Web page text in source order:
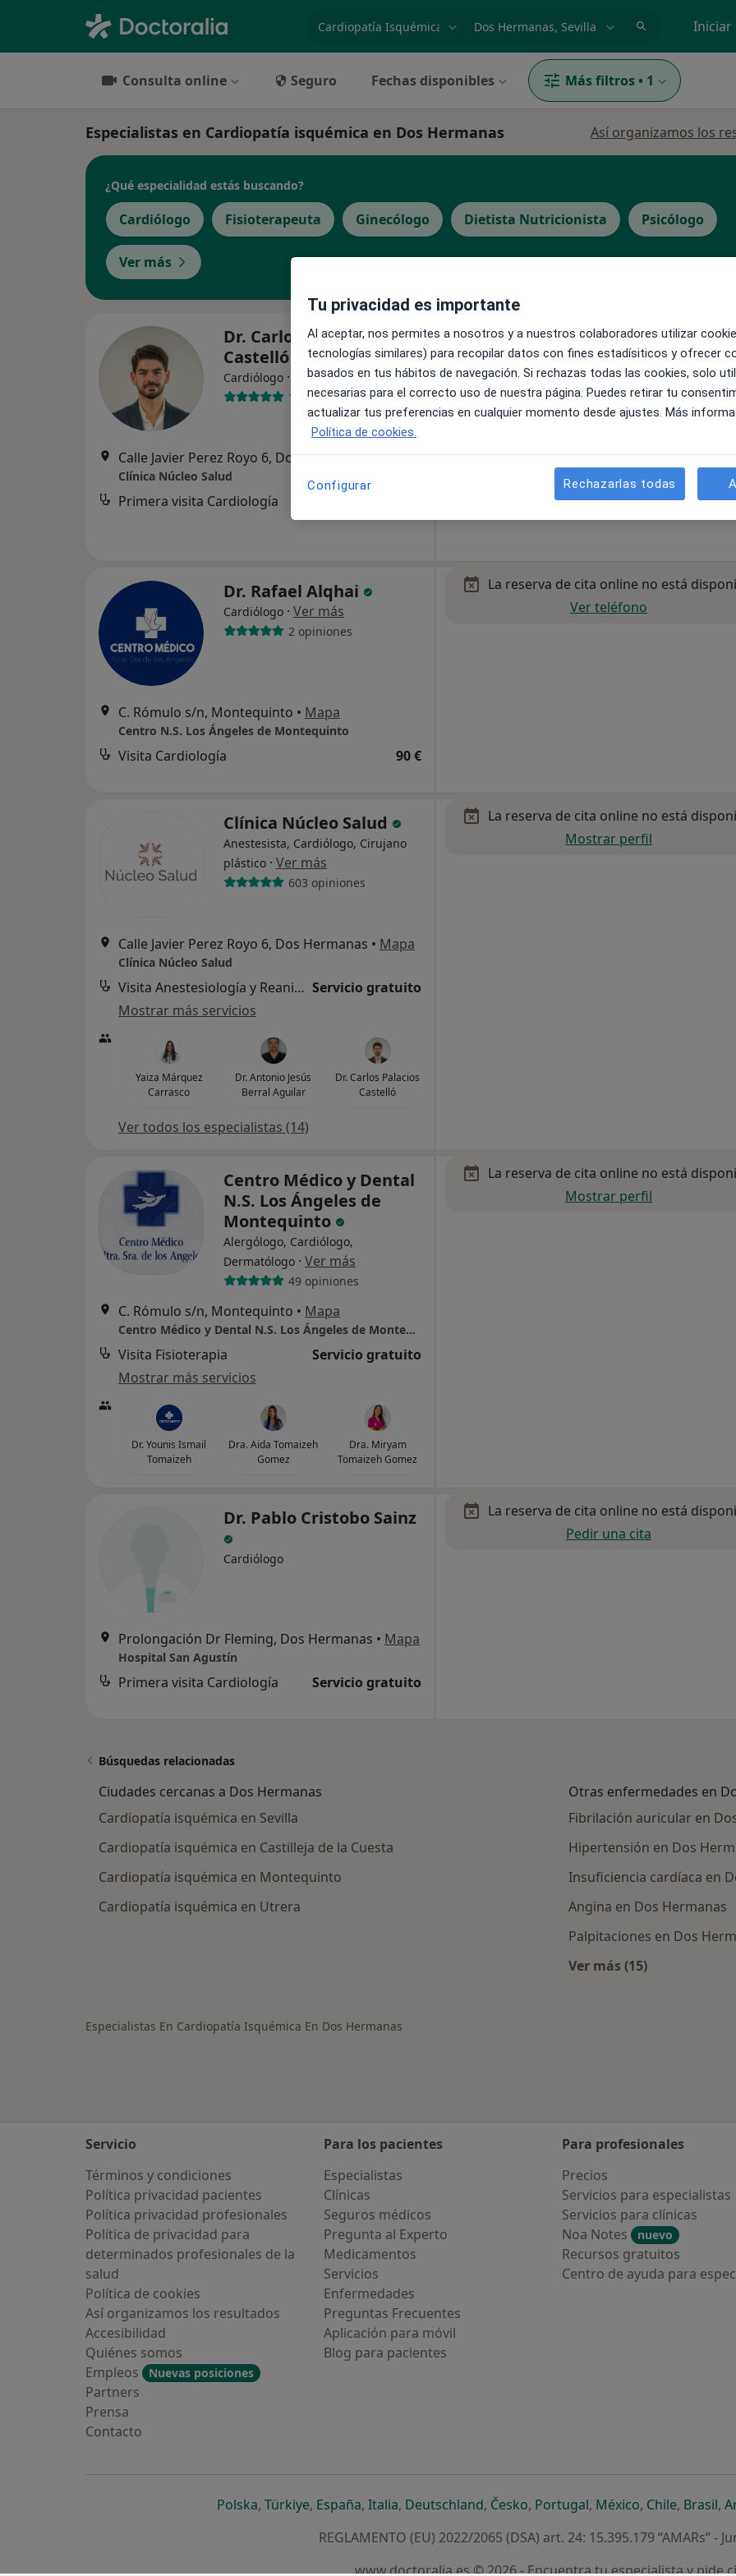
especialidad, enfermedad o nombre Iniciar
Consulta online Seguro Fechas disponibles Más filtros • 1
Especialistas en Cardiopatía isquémica en Dos Hermanas Así organizamos los
¿Qué especialidad estás buscando?
Cardiólogo Fisioterapeuta Ginecólogo Dietista Nutricionista Psicólogo
Ver más
Dr. Carlos Palacios
Castelló
Cardiólogo · Ver más
14 opiniones
Calle Javier Perez Royo 6, Dos Hermanas
Clínica Núcleo Salud
Primera visita Cardiología
La reserva de cita online no está
Pedir una cita
Dr. Rafael Alqhai
Cardiólogo · Ver más
2 opiniones
C. Rómulo s/n, Montequinto • Mapa
Centro N.S. Los Ángeles de Montequinto
Visita Cardiología 90 €
La reserva de cita online no está
Ver teléfono
Clínica Núcleo Salud
Anestesista, Cardiólogo, Cirujano
plástico · Ver más
603 opiniones
Calle Javier Perez Royo 6, Dos Hermanas • Mapa
Clínica Núcleo Salud
Visita Anestesiología y Reanimación Servicio gratuito
Mostrar más servicios
Yaiza Márquez
Carrasco
Dr. Antonio Jesús
Berral Aguilar
Dr. Carlos Palacios
Castelló
Ver todos los especialistas (14)
La reserva de cita online no está
Mostrar perfil
Centro Médico y Dental
N.S. Los Ángeles de
Montequinto
Alergólogo, Cardiólogo,
Dermatólogo · Ver más
49 opiniones
C. Rómulo s/n, Montequinto • Mapa
Centro Médico y Dental N.S. Los Ángeles de Montequinto
Visita Fisioterapia
Servicio gratuito
Mostrar más servicios
Dr. Younis Ismail
Tomaizeh
Dra. Aida Tomaizeh
Gomez
Dra. Miryam
Tomaizeh Gomez
La reserva de cita online no está
Mostrar perfil
Dr. Pablo Cristobo Sainz
Cardiólogo
Prolongación Dr Fleming, Dos Hermanas • Mapa
Hospital San Agustín
Primera visita Cardiología Servicio gratuito
La reserva de cita online no está
Pedir una cita
Búsquedas relacionadas
Ciudades cercanas a Dos Hermanas
Cardiopatía isquémica en Sevilla
Cardiopatía isquémica en Castilleja de la Cuesta
Cardiopatía isquémica en Montequinto
Cardiopatía isquémica en Utrera
Otras enfermedades en
Fibrilación auricular en
Hipertensión en Dos
Insuficiencia cardíaca en
Angina en Dos Hermanas
Palpitaciones en Dos
Ver más (15)
Especialistas En Cardiopatía Isquémica En Dos Hermanas
Servicio
Términos y condiciones
Política privacidad pacientes
Política privacidad profesionales
Política de privacidad para
determinados profesionales de la
salud
Política de cookies
Así organizamos los resultados
Accesibilidad
Quiénes somos
Empleos
Nuevas posiciones
Partners
Prensa
Contacto
Para los pacientes
Especialistas
Clínicas
Seguros médicos
Pregunta al Experto
Medicamentos
Servicios
Enfermedades
Preguntas Frecuentes
Aplicación para móvil
Blog para pacientes
Para profesionales
Precios
Servicios para especialistas
Servicios para clínicas
Noa Notes
nuevo
Recursos gratuitos
Centro de ayuda para
Polskase abre en una nueva pestaña
, Türkiyese abre en una nueva pestaña
, Españase abre en una nueva pestaña
, Italiase abre en una nueva pestaña
, Deutschlandse abre en una nueva pestaña
, Českose abre en una nueva pestaña
, Portugalse abre en una nueva
, Méxicose abre en una
, Chilese abre
, Brasilse
,
REGLAMENTO (EU) 2022/2065 (DSA) art. 24: 15.395.179 “AMARs” -
www.doctoralia.es © 2026 - Encuentra tu especialista y pide
Tu privacidad es importante
Al aceptar, nos permites a nosotros y a nuestros colaboradores utilizar
tecnologías similares) para recopilar datos con fines estadísiticos y ofrecer
basados en tus hábitos de navegación. Si rechazas todas las cookies, solo
necesarias para el correcto uso de nuestra página. Puedes retirar tu
actualizar tus preferencias en cualquier momento desde ajustes. Más
Política de cookies.
Configurar Rechazarlas todas